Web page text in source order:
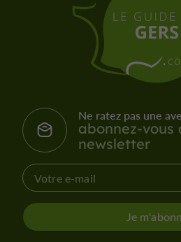
Ne ratez pas une
abonnez-vous
newsletter
Je